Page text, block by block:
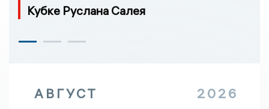
Кубке Руслана Салея
АВГУСТ 2026